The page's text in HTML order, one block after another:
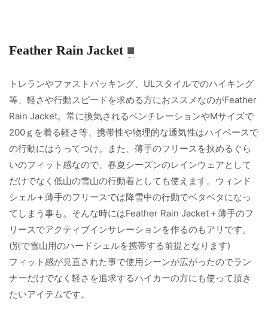
Feather Rain Jacket ■
トレランやファストパッキング、ULスタイルでのハイキング
等、軽さや行動スピードを求める方におススメなのがFeather
Rain Jacket。常に換気されるベンチレーションやMサイズで
200ｇを着る軽さ等、携帯性や物理的な通気性はハイペースで
の行動にはうってつけ。また、薄手のフリースを挟めるぐら
いのフィット感なので、春夏シーズンのレインウェアとして
だけでなく低山の雪山の行動着としても使えます。ウィンド
シェル＋薄手のフリースでは降雪中の行動でベタベタになっ
てしまう事も。そんな時にはFeather Rain Jacket＋薄手のフ
リースでアクティブインサレーションを作るのもアリです。
(別で雪山用のハードシェルを携帯する前提となります)
フィット感が見直された事で使用シーンが広がったのでラン
ナーだけでなく軽さを追求するハイカーの方にも使って頂き
たいアイテムです。